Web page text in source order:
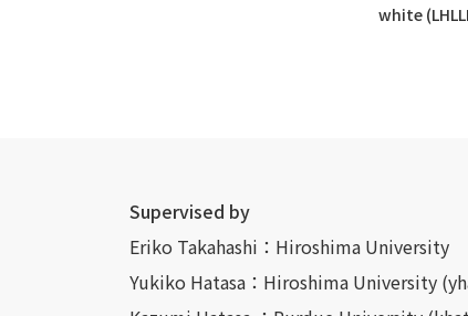
white
Supervised by
Eriko Takahashi：Hiroshima University
Yukiko Hatasa：Hiroshima University